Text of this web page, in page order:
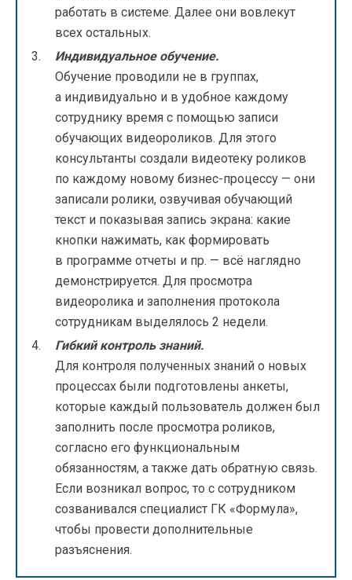
работать в системе. Далее они вовлекут
всех остальных.
Индивидуальное обучение.
Обучение проводили не в группах,
а индивидуально и в удобное каждому
сотруднику время с помощью записи
обучающих видеороликов. Для этого
консультанты создали видеотеку роликов
по каждому новому бизнес-процессу — они
записали ролики, озвучивая обучающий
текст и показывая запись экрана: какие
кнопки нажимать, как формировать
в программе отчеты и пр. — всё наглядно
демонстрируется. Для просмотра
видеоролика и заполнения протокола
сотрудникам выделялось 2 недели.
Гибкий контроль знаний.
Для контроля полученных знаний о новых
процессах были подготовлены анкеты,
которые каждый пользователь должен был
заполнить после просмотра роликов,
согласно его функциональным
обязанностям, а также дать обратную связь.
Если возникал вопрос, то с сотрудником
созванивался специалист ГК «Формула»,
чтобы провести дополнительные
разъяснения.